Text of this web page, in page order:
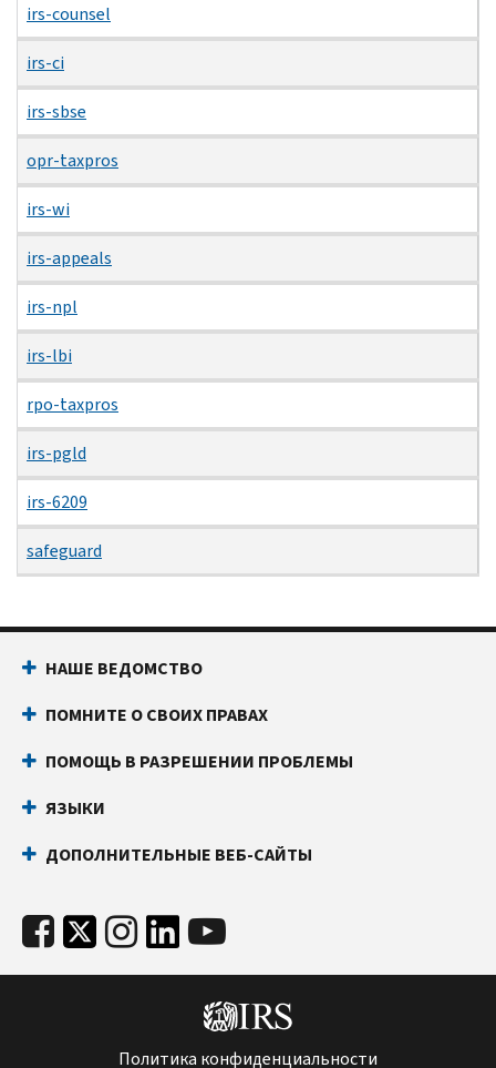
irs-counsel
irs-ci
irs-sbse
opr-taxpros
irs-wi
irs-appeals
irs-npl
irs-lbi
rpo-taxpros
irs-pgld
irs-6209
safeguard
НАШЕ ВЕДОМСТВО
ПОМНИТЕ О СВОИХ ПРАВАХ
ПОМОЩЬ В РАЗРЕШЕНИИ ПРОБЛЕМЫ
ЯЗЫКИ
ДОПОЛНИТЕЛЬНЫЕ ВЕБ-САЙТЫ
Политика конфиденциальности